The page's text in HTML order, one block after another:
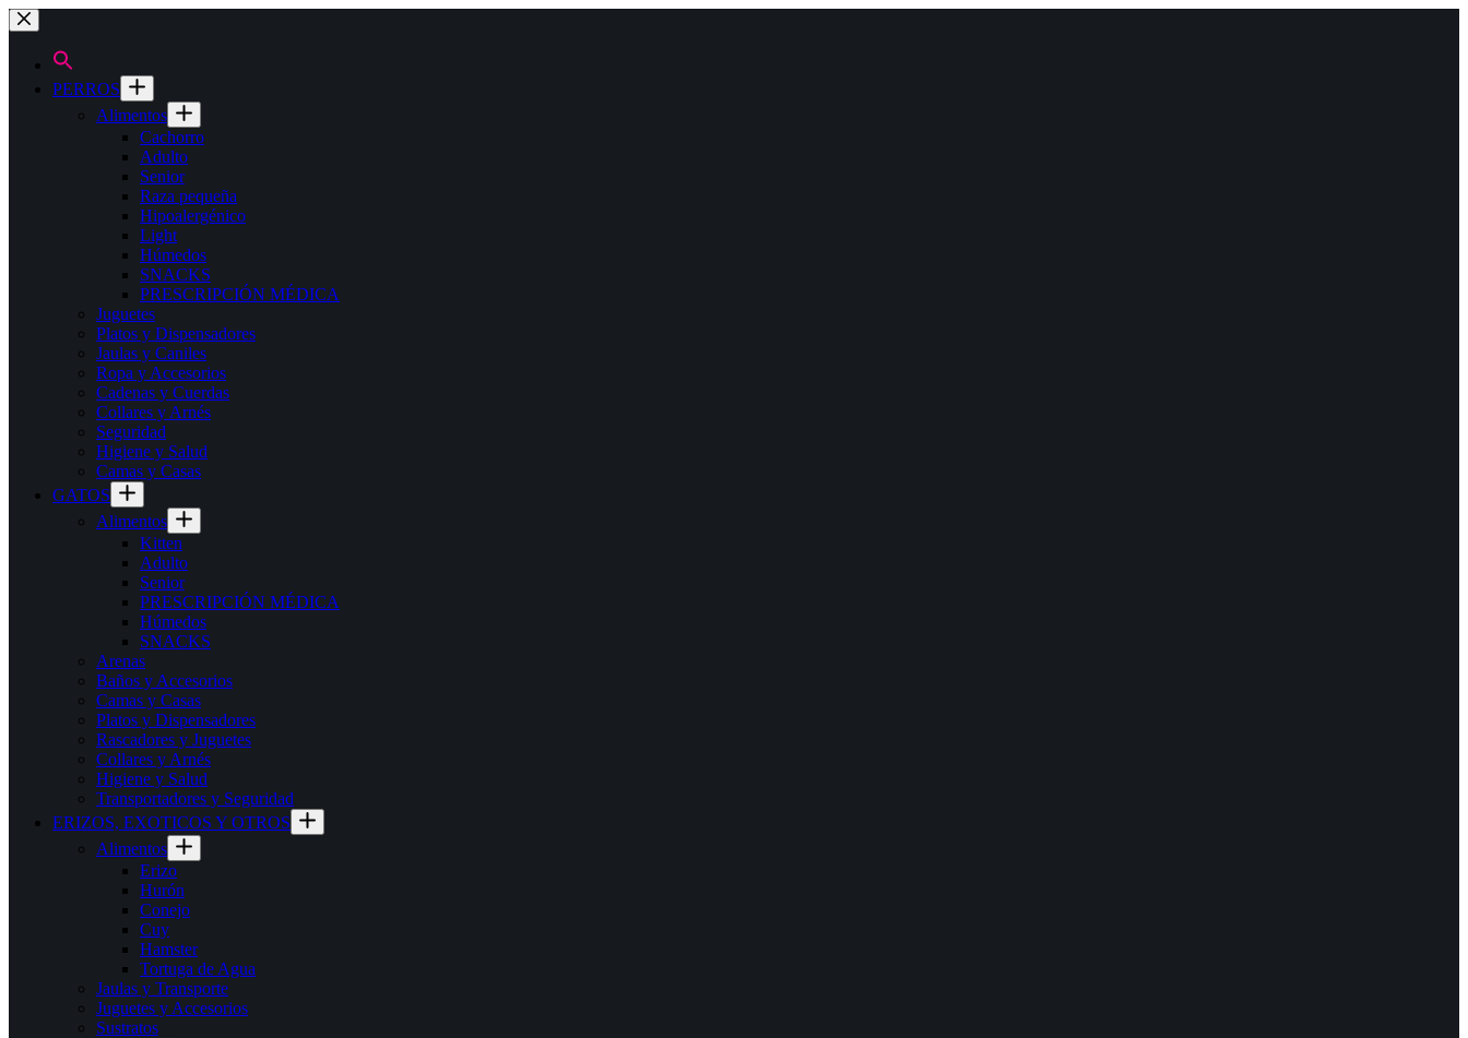
Saltar
al
contenido
PERROS
Alimentos
Cachorro
Adulto
Senior
Raza pequeña
Hipoalergénico
Light
Húmedos
SNACKS
PRESCRIPCIÓN MÉDICA
Juguetes
Platos y Dispensadores
Jaulas y Caniles
Ropa y Accesorios
Cadenas y Cuerdas
Collares y Arnés
Seguridad
Higiene y Salud
Camas y Casas
GATOS
Alimentos
Kitten
Adulto
Senior
PRESCRIPCIÓN MÉDICA
Húmedos
SNACKS
Arenas
Baños y Accesorios
Camas y Casas
Platos y Dispensadores
Rascadores y Juguetes
Collares y Arnés
Higiene y Salud
Transportadores y Seguridad
ERIZOS, EXOTICOS Y OTROS
Alimentos
Erizo
Hurón
Conejo
Cuy
Hamster
Tortuga de Agua
Jaulas y Transporte
Juguetes y Accesorios
Sustratos